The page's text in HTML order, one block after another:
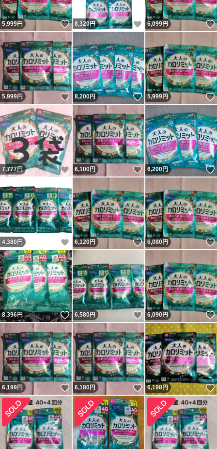
5,999円 いいね！
8,320円 いいね！
6,099円
5,999円 いいね！
8,200円 いいね！
5,999円
7,777円 いいね！
6,100円 いいね！
6,200円
4,380 円 いいね！
6,120円 いいね！
6,080円
8,396円 いいね！
6,580円 いいね！
6,090円
6,199円 いいね！
6,180円 いいね！
6,198円